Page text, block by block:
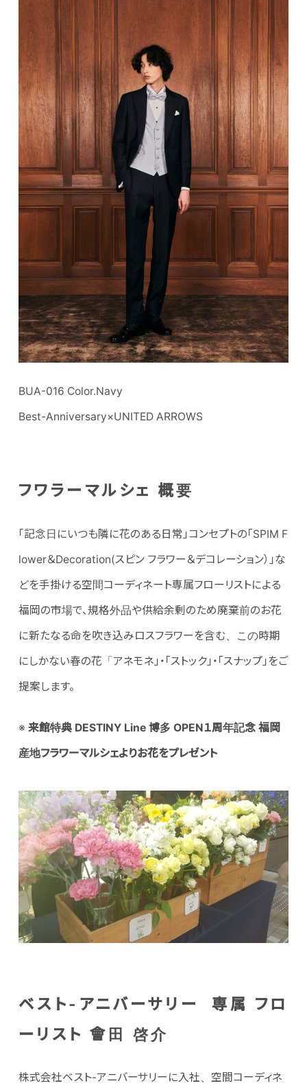
BUA-016 Color.Navy
Best-Anniversary×UNITED ARROWS
フワラーマルシェ 概要
「記念日にいつも隣に花のある日常」コンセプトの「SPIM F
lower＆Decoration(スピン フラワー＆デコレーション）」な
どを手掛ける空間コーディネート専属フローリストによる
福岡の市場で、規格外品や供給余剰のため廃棄前のお花
に新たなる命を吹き込みロスフラワーを含む、この時期
にしかない春の花「アネモネ」・「ストック」・「スナップ」をご
提案します。
※ 来館特典 DESTINY Line 博多 OPEN１周年記念 福岡
産地フラワーマルシェよりお花をプレゼント
ベスト-アニバーサリー 専属 フロ
ーリスト 會田 啓介
株式会社ベスト-アニバーサリーに入社、空間コーディネ